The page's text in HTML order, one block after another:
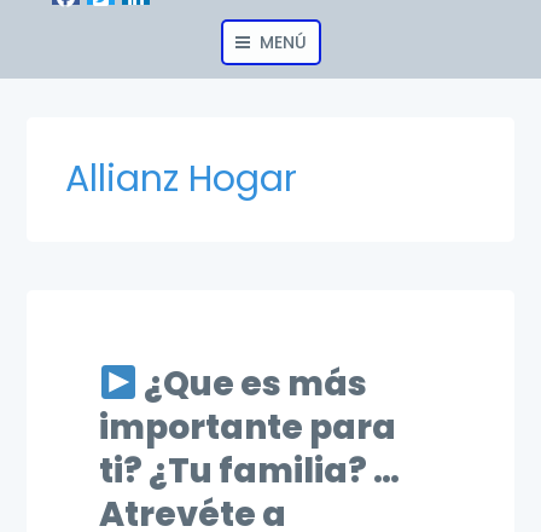
MENÚ
Allianz Hogar
¿Que es más
importante para
ti? ¿Tu familia? …
Atrevéte a